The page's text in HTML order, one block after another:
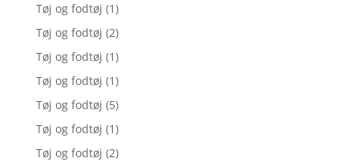
Tøj og fodtøj (1)
Tøj og fodtøj (2)
Tøj og fodtøj (1)
Tøj og fodtøj (1)
Tøj og fodtøj (5)
Tøj og fodtøj (1)
Tøj og fodtøj (2)